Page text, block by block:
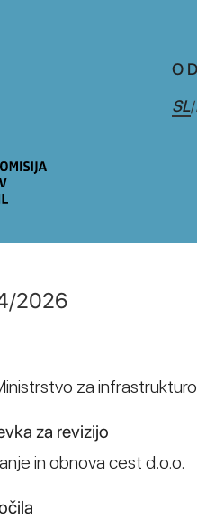
O
SL/
2026
za
za revizijo
in obnova cest d.o.o.